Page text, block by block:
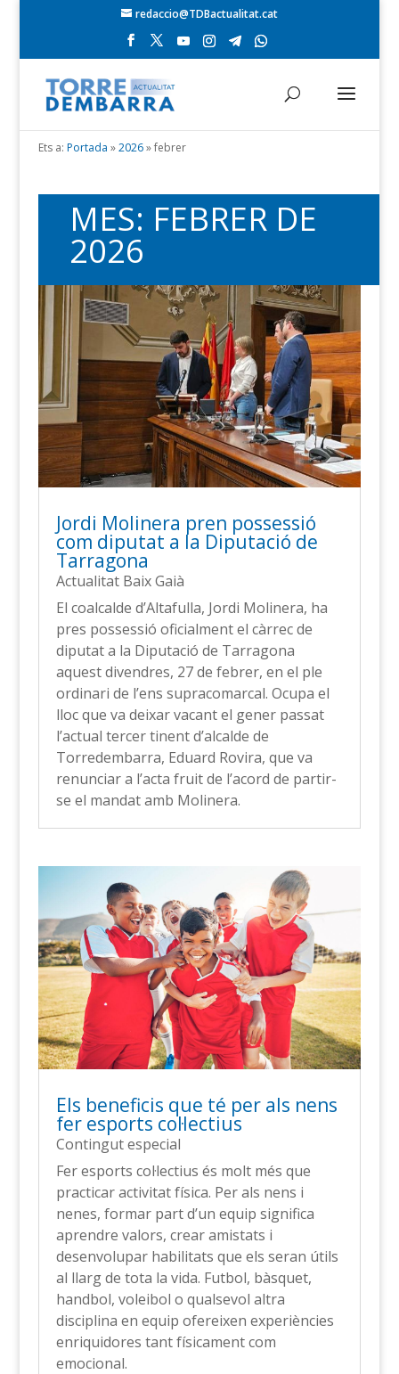
redaccio@TDBactualitat.cat
Ets a: Portada »2026»febrer
MES: FEBRER DE
2026
Jordi Molinera pren possessió
com diputat a la Diputació de
Tarragona
Actualitat Baix Gaià
El coalcalde d’Altafulla, Jordi Molinera, ha
pres possessió oficialment el càrrec de
diputat a la Diputació de Tarragona
aquest divendres, 27 de febrer, en el ple
ordinari de l’ens supracomarcal. Ocupa el
lloc que va deixar vacant el gener passat
l’actual tercer tinent d’alcalde de
Torredembarra, Eduard Rovira, que va
renunciar a l’acta fruit de l’acord de partir-
se el mandat amb Molinera.
Els beneficis que té per als nens
fer esports col·lectius
Contingut especial
Fer esports col·lectius és molt més que
practicar activitat física. Per als nens i
nenes, formar part d’un equip significa
aprendre valors, crear amistats i
desenvolupar habilitats que els seran útils
al llarg de tota la vida. Futbol, bàsquet,
handbol, voleibol o qualsevol altra
disciplina en equip ofereixen experiències
enriquidores tant físicament com
emocional.